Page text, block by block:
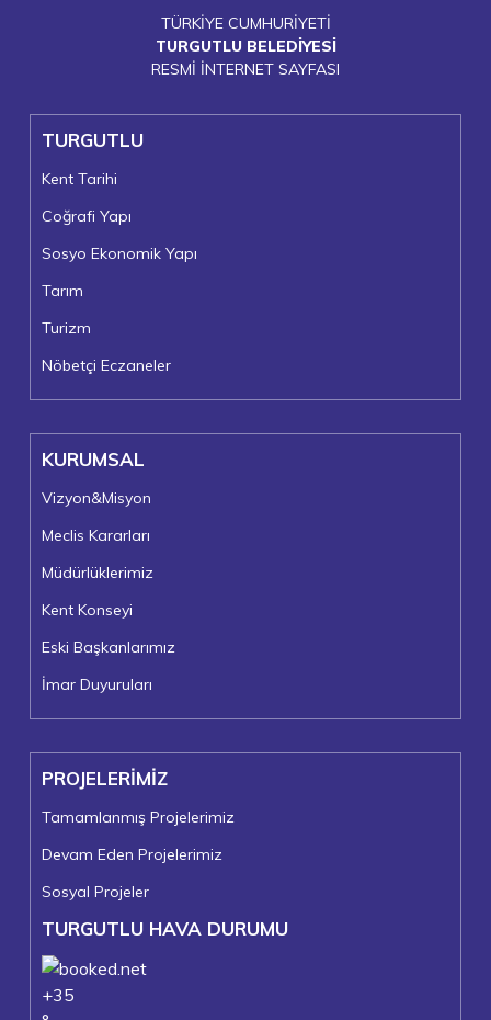
TÜRKİYE CUMHURİYETİ
TURGUTLU BELEDİYESİ
RESMİ İNTERNET SAYFASI
TURGUTLU
Kent Tarihi
Coğrafi Yapı
Sosyo Ekonomik Yapı
Tarım
Turizm
Nöbetçi Eczaneler
KURUMSAL
Vizyon&Misyon
Meclis Kararları
Müdürlüklerimiz
Kent Konseyi
Eski Başkanlarımız
İmar Duyuruları
PROJELERİMİZ
Tamamlanmış Projelerimiz
Devam Eden Projelerimiz
Sosyal Projeler
TURGUTLU HAVA DURUMU
+35